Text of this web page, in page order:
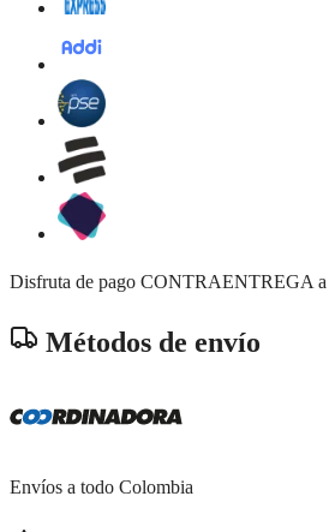
Disfruta de pago CONTRAENTREGA a
Métodos de envío
Envíos a todo Colombia